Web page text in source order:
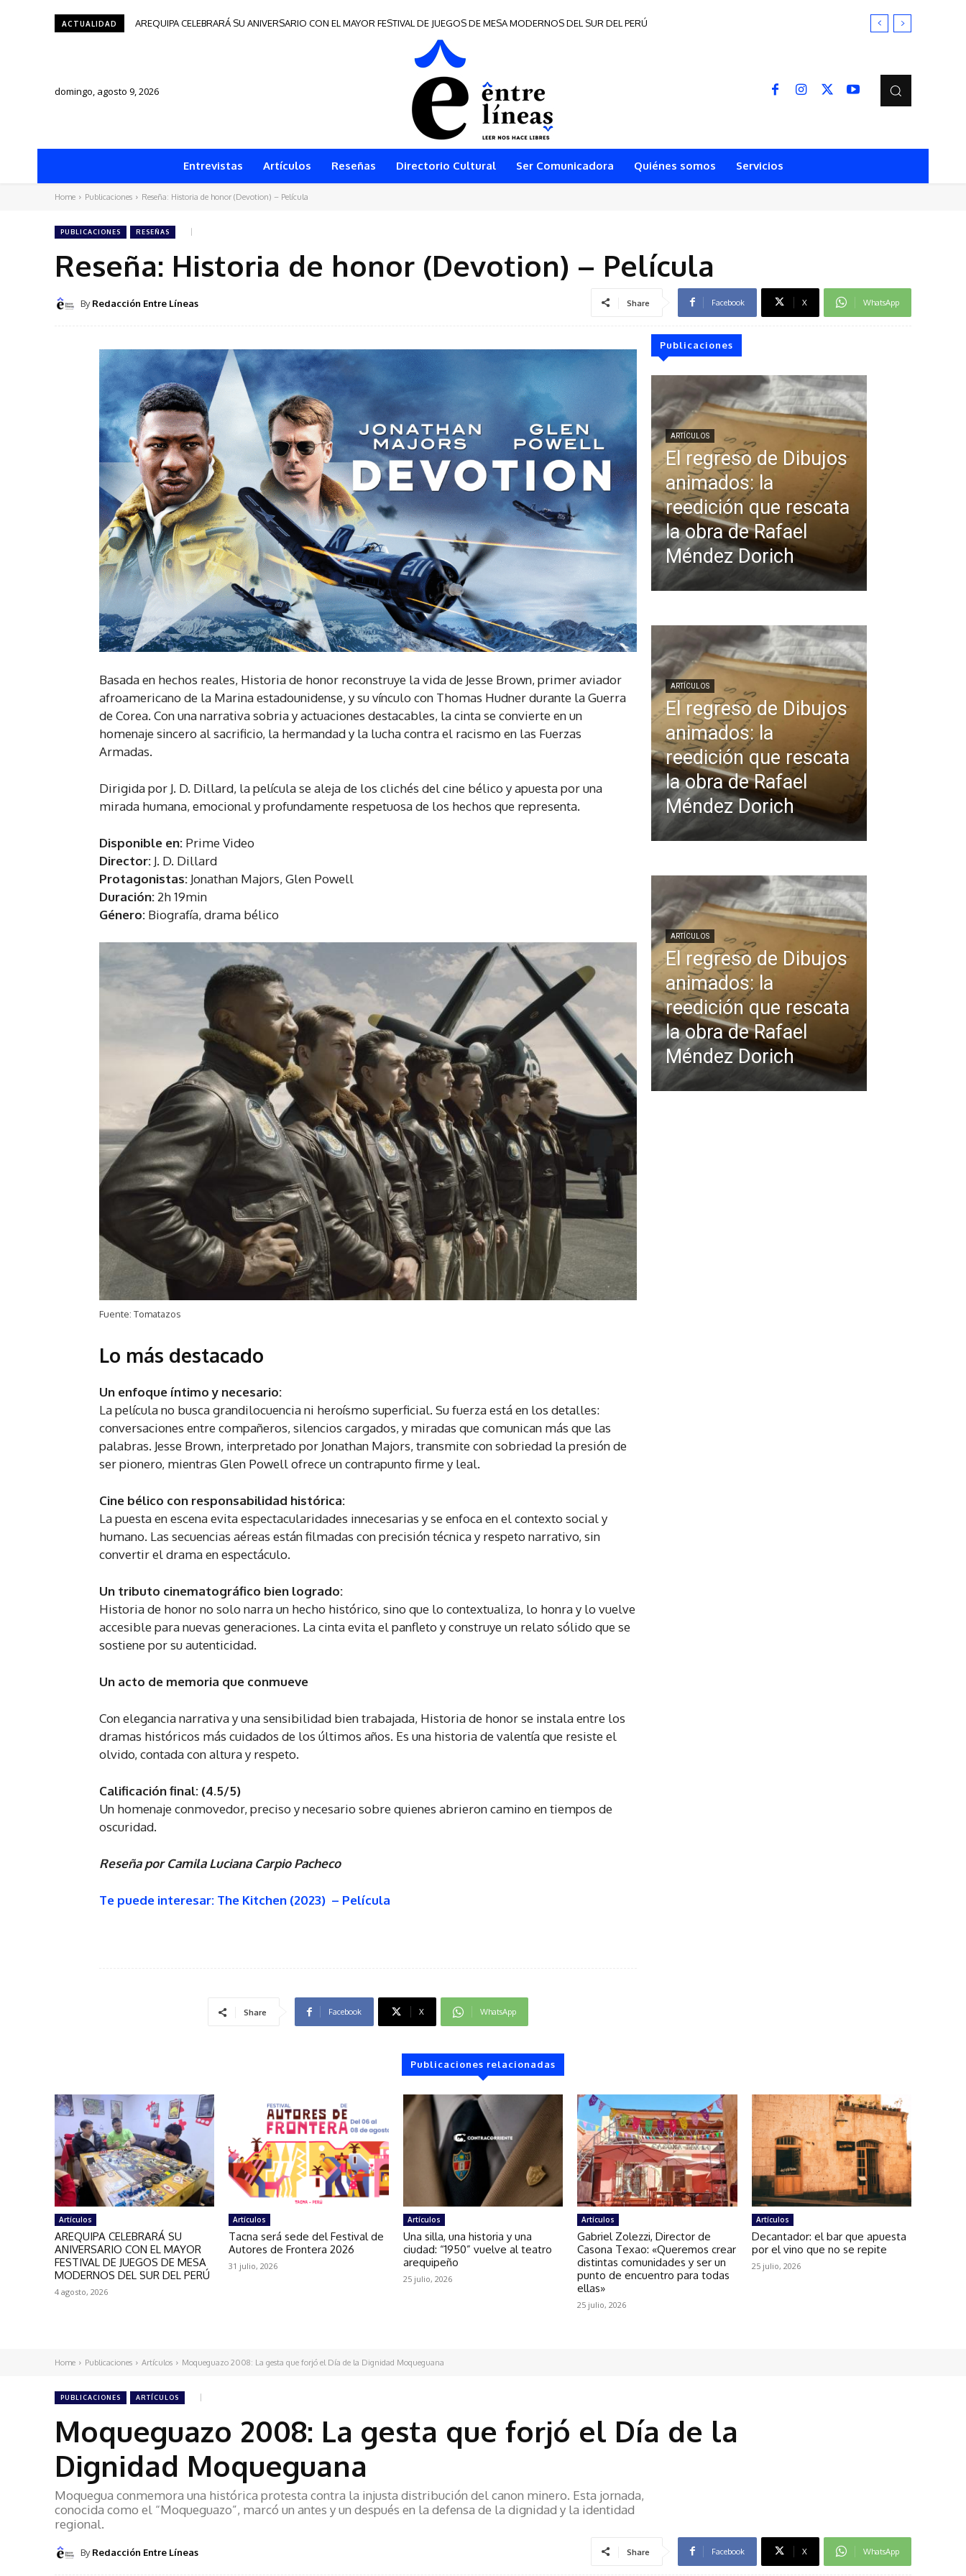
ACTUALIDAD AREQUIPA CELEBRARÁ SU ANIVERSARIO CON EL MAYOR FESTIVAL DE JUEGOS DE MESA MODERNOS DEL SUR DEL PERÚ
Tacna será sede del Festival de Autores de Frontera 2026
domingo, agosto 9, 2026
Entrevistas Artículos Reseñas Directorio Cultural Ser Comunicadora Quiénes somos Servicios
Home Publicaciones Reseña: Historia de honor (Devotion) – Película
PUBLICACIONES RESEÑAS
Reseña: Historia de honor (Devotion) – Película
By Redacción Entre Líneas Share Facebook X WhatsApp
Basada en hechos reales, Historia de honor reconstruye la vida de Jesse Brown, primer aviador
afroamericano de la Marina estadounidense, y su vínculo con Thomas Hudner durante la Guerra
de Corea. Con una narrativa sobria y actuaciones destacables, la cinta se convierte en un
homenaje sincero al sacrificio, la hermandad y la lucha contra el racismo en las Fuerzas
Armadas.
Dirigida por J. D. Dillard, la película se aleja de los clichés del cine bélico y apuesta por una
mirada humana, emocional y profundamente respetuosa de los hechos que representa.
Disponible en: Prime Video
Director: J. D. Dillard
Protagonistas: Jonathan Majors, Glen Powell
Duración: 2h 19min
Género: Biografía, drama bélico
Fuente: Tomatazos
Lo más destacado
Un enfoque íntimo y necesario:
La película no busca grandilocuencia ni heroísmo superficial. Su fuerza está en los detalles:
conversaciones entre compañeros, silencios cargados, y miradas que comunican más que las
palabras. Jesse Brown, interpretado por Jonathan Majors, transmite con sobriedad la presión de
ser pionero, mientras Glen Powell ofrece un contrapunto firme y leal.
Cine bélico con responsabilidad histórica:
La puesta en escena evita espectacularidades innecesarias y se enfoca en el contexto social y
humano. Las secuencias aéreas están filmadas con precisión técnica y respeto narrativo, sin
convertir el drama en espectáculo.
Un tributo cinematográfico bien logrado:
Historia de honor no solo narra un hecho histórico, sino que lo contextualiza, lo honra y lo vuelve
accesible para nuevas generaciones. La cinta evita el panfleto y construye un relato sólido que se
sostiene por su autenticidad.
Un acto de memoria que conmueve
Con elegancia narrativa y una sensibilidad bien trabajada, Historia de honor se instala entre los
dramas históricos más cuidados de los últimos años. Es una historia de valentía que resiste el
olvido, contada con altura y respeto.
Calificación final: (4.5/5)
Un homenaje conmovedor, preciso y necesario sobre quienes abrieron camino en tiempos de
oscuridad.
Reseña por Camila Luciana Carpio Pacheco
Te puede interesar: The Kitchen (2023) – Película
Share Facebook X WhatsApp
Publicaciones
ARTÍCULOS
El regreso de Dibujos
animados: la
reedición que rescata
la obra de Rafael
Méndez Dorich
ARTÍCULOS
El regreso de Dibujos
animados: la
reedición que rescata
la obra de Rafael
Méndez Dorich
ARTÍCULOS
El regreso de Dibujos
animados: la
reedición que rescata
la obra de Rafael
Méndez Dorich
Publicaciones relacionadas
Artículos
AREQUIPA CELEBRARÁ SU
ANIVERSARIO CON EL MAYOR
FESTIVAL DE JUEGOS DE MESA
MODERNOS DEL SUR DEL PERÚ
4 agosto, 2026
Artículos
Tacna será sede del Festival de
Autores de Frontera 2026
31 julio, 2026
Artículos
Una silla, una historia y una
ciudad: “1950” vuelve al teatro
arequipeño
25 julio, 2026
Artículos
Gabriel Zolezzi, Director de
Casona Texao: «Queremos crear
distintas comunidades y ser un
punto de encuentro para todas
ellas»
25 julio, 2026
Artículos
Decantador: el bar que apuesta
por el vino que no se repite
25 julio, 2026